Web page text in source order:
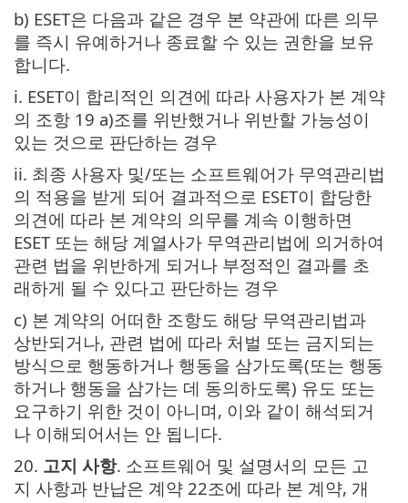
b) ESET은 다음과 같은 경우 본 약관에 따른 의무
를 즉시 유예하거나 종료할 수 있는 권한을 보유
합니다.
i. ESET이 합리적인 의견에 따라 사용자가 본 계약
의 조항 19 a)조를 위반했거나 위반할 가능성이
있는 것으로 판단하는 경우
ii. 최종 사용자 및/또는 소프트웨어가 무역관리법
의 적용을 받게 되어 결과적으로 ESET이 합당한
의견에 따라 본 계약의 의무를 계속 이행하면
ESET 또는 해당 계열사가 무역관리법에 의거하여
관련 법을 위반하게 되거나 부정적인 결과를 초
래하게 될 수 있다고 판단하는 경우
c) 본 계약의 어떠한 조항도 해당 무역관리법과
상반되거나, 관련 법에 따라 처벌 또는 금지되는
방식으로 행동하거나 행동을 삼가도록(또는 행동
하거나 행동을 삼가는 데 동의하도록) 유도 또는
요구하기 위한 것이 아니며, 이와 같이 해석되거
나 이해되어서는 안 됩니다.
20. 고지 사항. 소프트웨어 및 설명서의 모든 고
지 사항과 반납은 계약 22조에 따라 본 계약, 개